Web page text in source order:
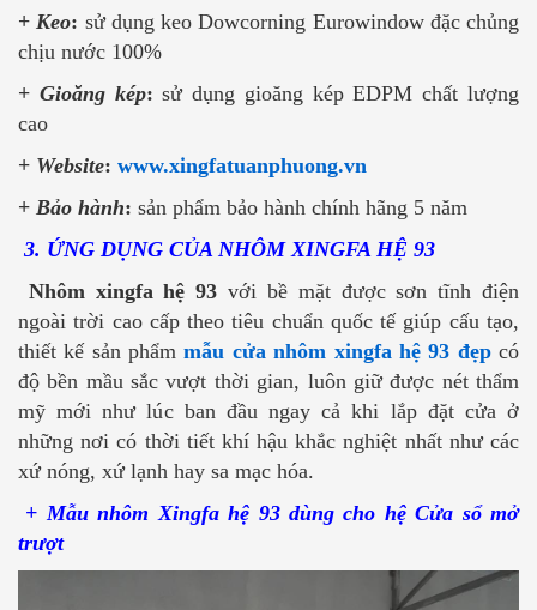
+Keo: sử dụng keo Dowcorning Eurowindow đặc chủng
chịu nước 100%
+ Gioăng kép: sử dụng gioăng kép EDPM chất lượng
cao
+ Website: www.xingfatuanphuong.vn
+ Bảo hành: sản phẩm bảo hành chính hãng 5 năm
3. ỨNG DỤNG CỦA NHÔM XINGFA HỆ 93
Nhôm xingfa hệ 93 với bề mặt được sơn tĩnh điện
ngoài trời cao cấp theo tiêu chuẩn quốc tế giúp cấu tạo,
thiết kế sản phẩmmẫu cửa nhôm xingfa hệ 93 đẹp có
độ bền mầu sắc vượt thời gian, luôn giữ được nét thẩm
mỹ mới như lúc ban đầu ngay cả khi lắp đặt cửa ở
những nơi có thời tiết khí hậu khắc nghiệt nhất như các
xứ nóng, xứ lạnh hay sa mạc hóa.
+ Mẫu nhôm Xingfa hệ 93 dùng cho hệ Cửa sổ mở
trượt